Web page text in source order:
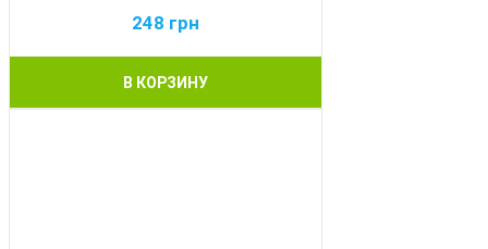
248 грн
В КОРЗИНУ